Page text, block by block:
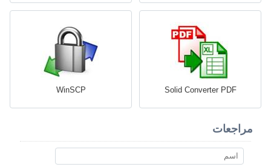
Solid Converter PDF
WinSCP
مراجعات